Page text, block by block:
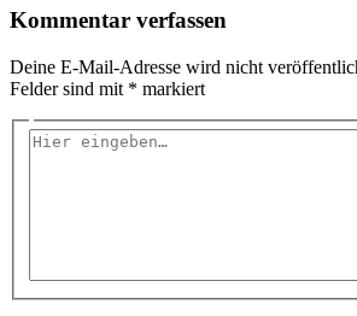
Kommentar verfassen
Deine E-Mail-Adresse wird nicht
Felder sind mit * markiert
Hier